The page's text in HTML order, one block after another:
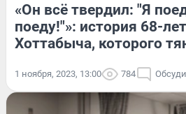
«Он всё твердил: "Я
поеду!"»: история 68-
Хоттабыча, которого
1 ноября, 2023, 13:00 784